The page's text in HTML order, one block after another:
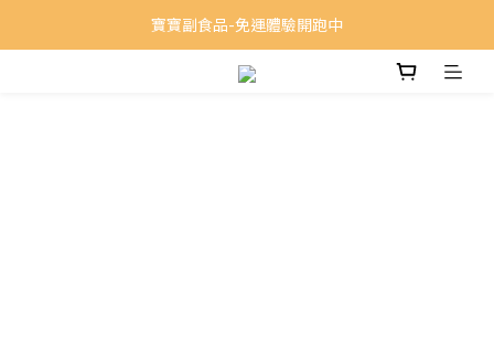
寶寶副食品-免運體驗開跑中